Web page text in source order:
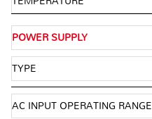
POWER SUPPLY
TYPE
AC INPUT OPERATING RANGE